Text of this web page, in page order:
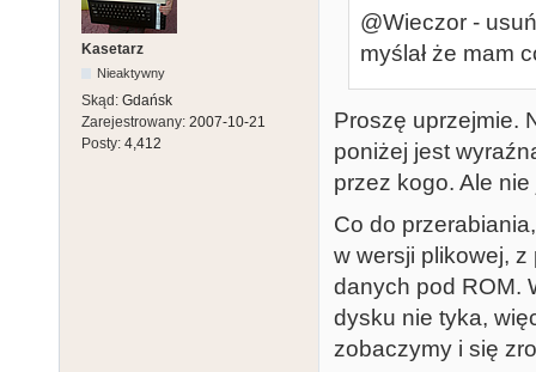
Kasetarz
Nieaktywny
Skąd: Gdańsk
Zarejestrowany: 2007-10-21
Posty: 4,412
@Wieczor -
myślał że mam
Proszę uprzejmie.
poniżej jest
przez kogo. Ale
Co do
w wersji plikowej,
danych pod ROM.
dysku nie tyka,
zobaczymy i się